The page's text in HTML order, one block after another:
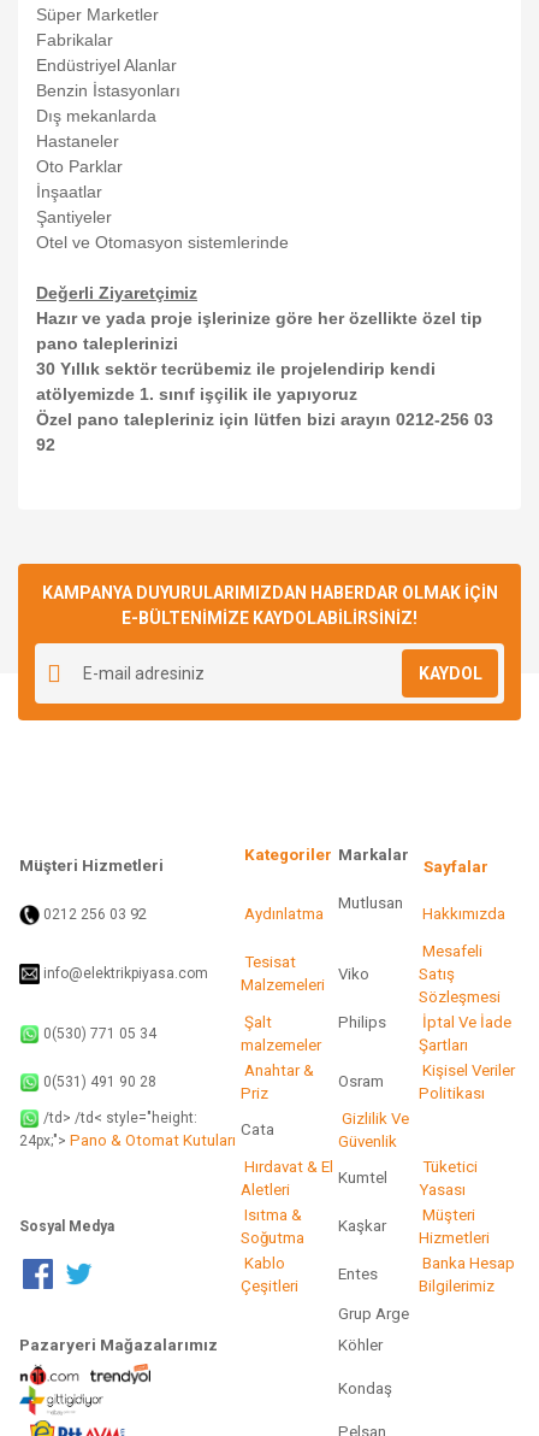
Süper Marketler
Fabrikalar
Endüstriyel Alanlar
Benzin İstasyonları
Dış mekanlarda
Hastaneler
Oto Parklar
İnşaatlar
Şantiyeler
Otel ve Otomasyon sistemlerinde
Değerli Ziyaretçimiz
Hazır ve yada proje işlerinize göre her özellikte özel tip
pano taleplerinizi
30 Yıllık sektör tecrübemiz ile projelendirip kendi
atölyemizde 1. sınıf işçilik ile yapıyoruz
Özel pano talepleriniz için lütfen bizi arayın 0212-256 03
92
Yorum Yaz
kullanarak tarafımıza iletebilirsiniz.
Görüş ve önerileriniz için teşekkür ederiz.
Ürün resmi kalitesiz, bozuk veya görüntülenemiyor.
Ürün açıklamasında eksik bilgiler bulunuyor.
Ürün bilgilerinde hatalar bulunuyor.
KAMPANYA DUYURULARIMIZDAN HABERDAR OLMAK İÇİN
E-BÜLTENİMİZE KAYDOLABİLİRSİNİZ!
KAYDOL
Müşteri Hizmetleri
Kategoriler Markalar
Sayfalar
0212 256 03 92 Aydınlatma
Mutlusan
Hakkımızda
info@elektrikpiyasa.com
Tesisat
Malzemeleri
Viko
Mesafeli
Satış
Sözleşmesi
0(530) 771 05 34
Şalt
malzemeler
Philips
İptal Ve İade
Şartları
0(531) 491 90 28
Anahtar &
Priz
Osram
Kişisel Veriler
Politikası
/td> /td< style="height:
24px;"> Pano & Otomat Kutuları
Cata
Gizlilik Ve
Güvenlik
Hırdavat & El
Aletleri
Kumtel
Tüketici
Yasası
Sosyal Medya
Isıtma &
Soğutma
Kaşkar
Müşteri
Hizmetleri
Kablo
Çeşitleri
Entes
Banka Hesap
Bilgilerimiz
Grup Arge
Pazaryeri Mağazalarımız
Köhler
Kondaş
Pelsan